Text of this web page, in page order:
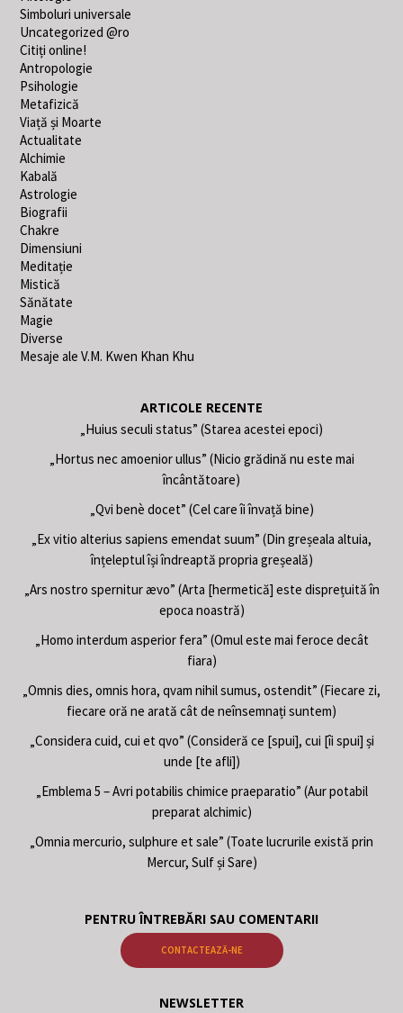
Simboluri universale
Uncategorized @ro
Citiți online!
Antropologie
Psihologie
Metafizică
Viață și Moarte
Actualitate
Alchimie
Kabală
Astrologie
Biografii
Chakre
Dimensiuni
Meditație
Mistică
Sănătate
Magie
Diverse
Mesaje ale V.M. Kwen Khan Khu
ARTICOLE RECENTE
„Huius seculi status” (Starea acestei epoci)
„Hortus nec amoenior ullus” (Nicio grădină nu este mai
încântătoare)
„Qvi benè docet” (Cel care îi învață bine)
„Ex vitio alterius sapiens emendat suum” (Din greșeala altuia,
înțeleptul își îndreaptă propria greșeală)
„Ars nostro spernitur ævo” (Arta [hermetică] este disprețuită în
epoca noastră)
„Homo interdum asperior fera” (Omul este mai feroce decât
fiara)
„Omnis dies, omnis hora, qvam nihil sumus, ostendit” (Fiecare zi,
fiecare oră ne arată cât de neînsemnați suntem)
„Considera cuid, cui et qvo” (Consideră ce [spui], cui [îi spui] și
unde [te afli])
„Emblema 5 – Avri potabilis chimice praeparatio” (Aur potabil
preparat alchimic)
„Omnia mercurio, sulphure et sale” (Toate lucrurile există prin
Mercur, Sulf și Sare)
PENTRU ÎNTREBĂRI SAU COMENTARII
CONTACTEAZĂ-NE
NEWSLETTER